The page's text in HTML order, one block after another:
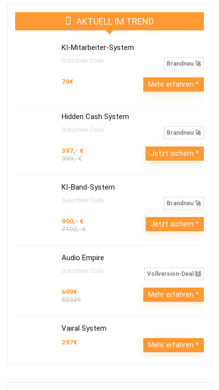
AKTUELL IM TREND
KI-Mitarbeiter-System
Gutschein Code: Brandneu 🚀
79€ Mehr erfahren
Hidden Cash System
Gutschein Code: Brandneu 🚀
397,- €
999,- €
Jetzt sichern
KI-Band-System
Gutschein Code: Brandneu 🚀
990,- €
7192,- €
Jetzt sichern
Audio Empire
Gutschein Code: Vollversion-Deal 🙌
699€
5232€
Mehr erfahren
Vairal System
297€ Mehr erfahren